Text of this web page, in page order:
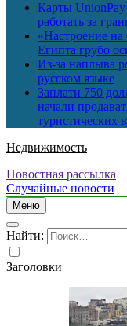
Карты
работать за
«Настроение на
Египта грубо
Из-за наплыва
русском языке
Заплати 750
начали
туристических
Недвижимость
Новостная рассылка
Случайные новости
Меню
Найти:
Заголовки